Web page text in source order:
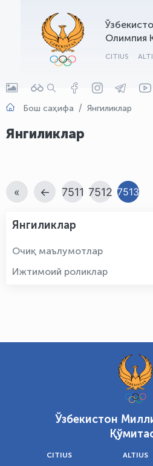
Олимпия
CITIUS
Бош саҳифа Янгиликлар
Янгиликлар
« ← 7511 7512 7513
Янгиликлар
Очиқ маълумотлар
Ижтимоий роликлар
Ўзбекистон
CITIUS ALTIUS
OLYMPCHIK AI - yordamchi
Онлайн · olympic.uz